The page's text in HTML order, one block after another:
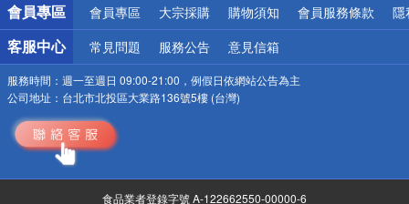
會員專區 會員專區 大宗採購 購物須知 會員服務條款 隱
客服中心 常見問題 服務公告 意見信箱
服務時間： 週一至週日 09:00-21:00，例假日依網站公告為主
公司地址： 台北市北投區大業路136號5樓 (台灣)
食品業者登錄字號 A-122662550-00000-6